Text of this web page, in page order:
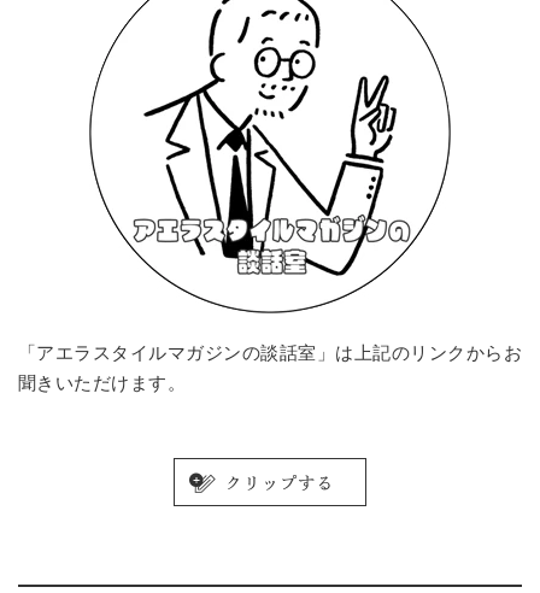
「アエラスタイルマガジンの談話室」は上記のリンクからお
聞きいただけます。